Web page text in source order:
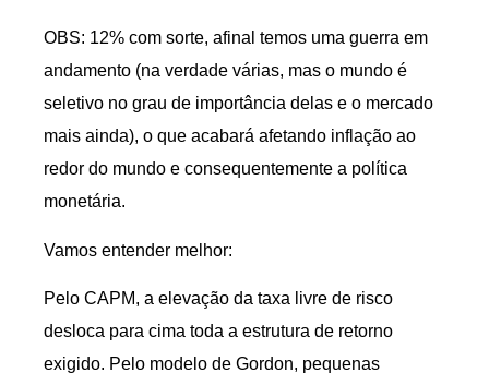
OBS: 12% com sorte, afinal temos uma guerra em
andamento (na verdade várias, mas o mundo é
seletivo no grau de importância delas e o mercado
mais ainda), o que acabará afetando inflação ao
redor do mundo e consequentemente a política
monetária.
Vamos entender melhor:
Pelo CAPM, a elevação da taxa livre de risco
desloca para cima toda a estrutura de retorno
exigido. Pelo modelo de Gordon, pequenas